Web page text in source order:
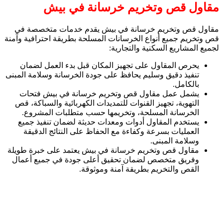
مقاول قص وتخريم خرسانة في بيش
مقاول قص وتخريم خرسانة في بيش يقدم خدمات متخصصة في
قص وتخريم جميع أنواع الخرسانات المسلحة بطريقة احترافية وآمنة
لجميع المشاريع السكنية والتجارية:
يحرص المقاول على تجهيز المكان قبل بدء العمل لضمان
تنفيذ دقيق وسليم يحافظ على جودة الخرسانة وسلامة المبنى
بالكامل.
يشمل عمل مقاول قص وتخريم خرسانة في بيش فتحات
التهوية، تجهيز القنوات للتمديدات الكهربائية والسباكة، قص
الخرسانة المسلحة، وتخريمها حسب متطلبات المشروع.
يستخدم المقاول أدوات ومعدات حديثة لضمان تنفيذ جميع
العمليات بسرعة وكفاءة مع الحفاظ على النتائج الدقيقة
وسلامة المبنى.
مقاول قص وتخريم خرسانة في بيش يعتمد على خبرة طويلة
وفريق متخصص لضمان تحقيق أعلى جودة في جميع أعمال
القص والتخريم بطريقة آمنة وموثوقة.